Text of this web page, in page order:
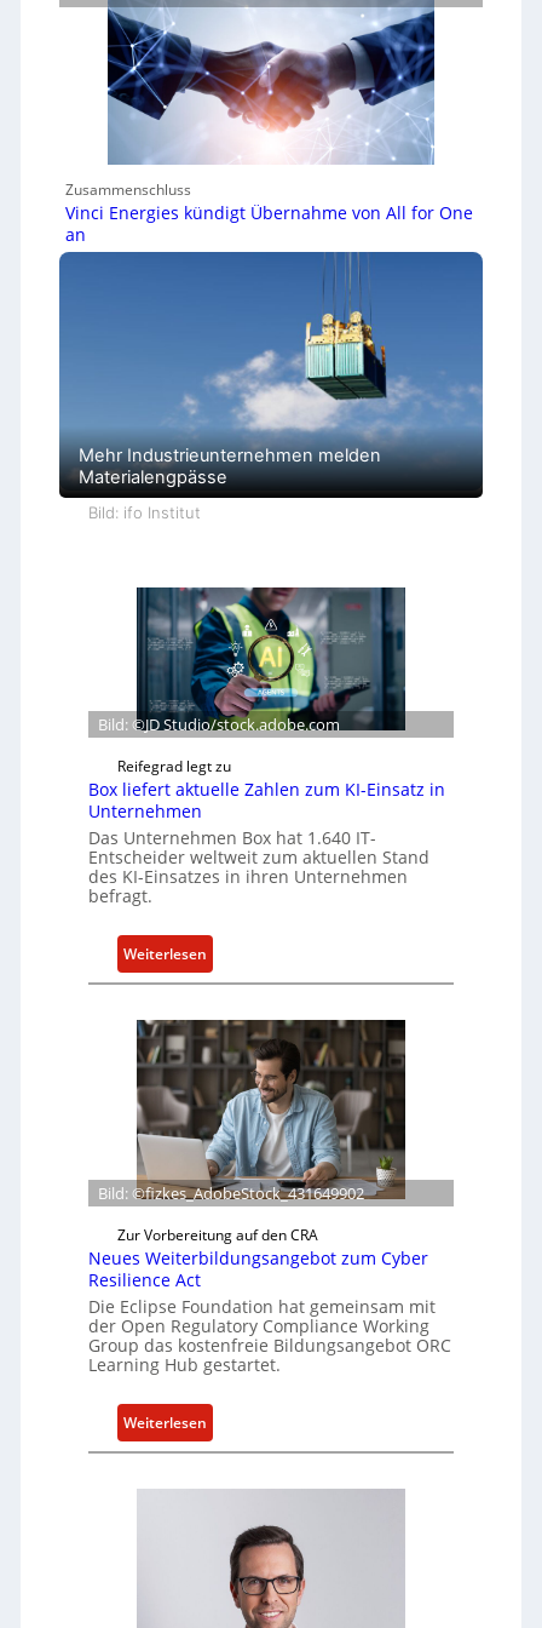
Zusammenschluss
Vinci Energies kündigt Übernahme von All for One
an
Mehr Industrieunternehmen melden
Materialengpässe
Bild: ifo Institut
Bild: ©JD Studio/stock.adobe.com
Reifegrad legt zu
Box liefert aktuelle Zahlen zum KI-Einsatz in
Unternehmen
Das Unternehmen Box hat 1.640 IT-
Entscheider weltweit zum aktuellen Stand
des KI-Einsatzes in ihren Unternehmen
befragt.
Weiterlesen:
B
x
l
e
f
e
r
t
a
k
u
e
l
e
Z
h
Bild: ©fizkes_AdobeStock_431649902
Zur Vorbereitung auf den CRA
Neues Weiterbildungsangebot zum Cyber
Resilience Act
Die Eclipse Foundation hat gemeinsam mit
der Open Regulatory Compliance Working
Group das kostenfreie Bildungsangebot ORC
Learning Hub gestartet.
Weiterlesen:
N